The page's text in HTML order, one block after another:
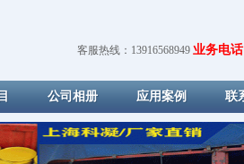
客服热线：13916568949 业务电
公司相册 应用案例 联